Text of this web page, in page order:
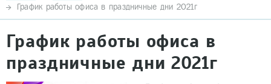
График работы офиса в праздничные дни 2021г
График работы офиса в
праздничные дни 2021г